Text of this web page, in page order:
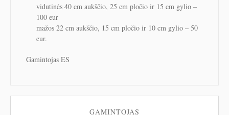
vidutinės 40 cm aukščio, 25 cm pločio ir 15 cm gylio –
100 eur
mažos 22 cm aukščio, 15 cm pločio ir 10 cm gylio – 50
eur.
Gamintojas ES
GAMINTOJAS